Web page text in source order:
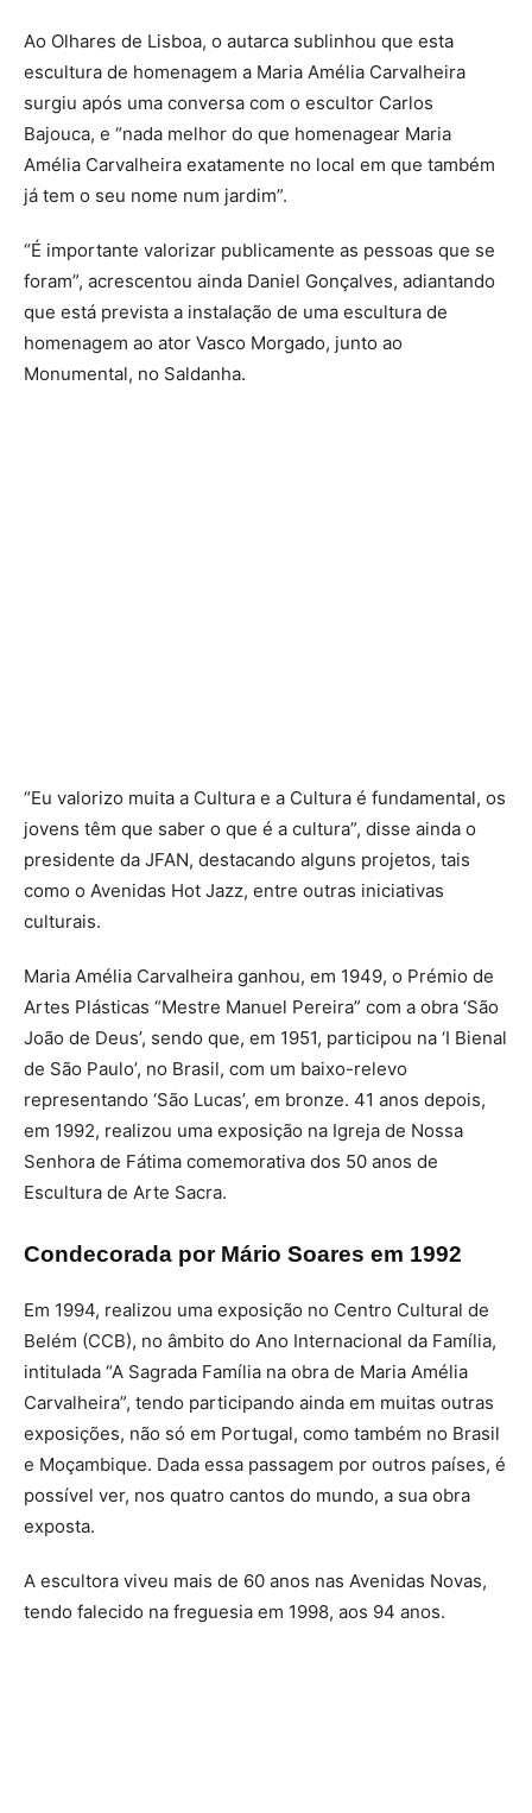
Ao Olhares de Lisboa, o autarca sublinhou que esta
escultura de homenagem a Maria Amélia Carvalheira
surgiu após uma conversa com o escultor Carlos
Bajouca, e “nada melhor do que homenagear Maria
Amélia Carvalheira exatamente no local em que também
já tem o seu nome num jardim”.
“É importante valorizar publicamente as pessoas que se
foram”, acrescentou ainda Daniel Gonçalves, adiantando
que está prevista a instalação de uma escultura de
homenagem ao ator Vasco Morgado, junto ao
Monumental, no Saldanha.
“Eu valorizo muita a Cultura e a Cultura é fundamental, os
jovens têm que saber o que é a cultura”, disse ainda o
presidente da JFAN, destacando alguns projetos, tais
como o Avenidas Hot Jazz, entre outras iniciativas
culturais.
Maria Amélia Carvalheira ganhou, em 1949, o Prémio de
Artes Plásticas “Mestre Manuel Pereira” com a obra ‘São
João de Deus’, sendo que, em 1951, participou na ‘I Bienal
de São Paulo’, no Brasil, com um baixo-relevo
representando ‘São Lucas’, em bronze. 41 anos depois,
em 1992, realizou uma exposição na Igreja de Nossa
Senhora de Fátima comemorativa dos 50 anos de
Escultura de Arte Sacra.
Condecorada por Mário Soares em 1992
Em 1994, realizou uma exposição no Centro Cultural de
Belém (CCB), no âmbito do Ano Internacional da Família,
intitulada “A Sagrada Família na obra de Maria Amélia
Carvalheira”, tendo participando ainda em muitas outras
exposições, não só em Portugal, como também no Brasil
e Moçambique. Dada essa passagem por outros países, é
possível ver, nos quatro cantos do mundo, a sua obra
exposta.
A escultora viveu mais de 60 anos nas Avenidas Novas,
tendo falecido na freguesia em 1998, aos 94 anos.